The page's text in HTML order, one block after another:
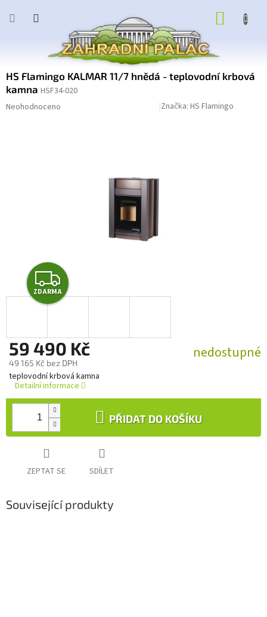
HS Flamingo KALMAR 11/7 hnědá - teplovodní krbová
kamna HSF34-020
Průměrné
Neohodnoceno Značka: HS Flamingo
Z
D
R
M
A
ZDARMA
59 490 Kč
49 165 Kč bez DPH
Měrná
cena:
nedostupné
PŘIDAT DO KOŠÍKU
teplovodní krbová kamna
Detailní informace
ZEPTAT SE SDÍLET
Související produkty